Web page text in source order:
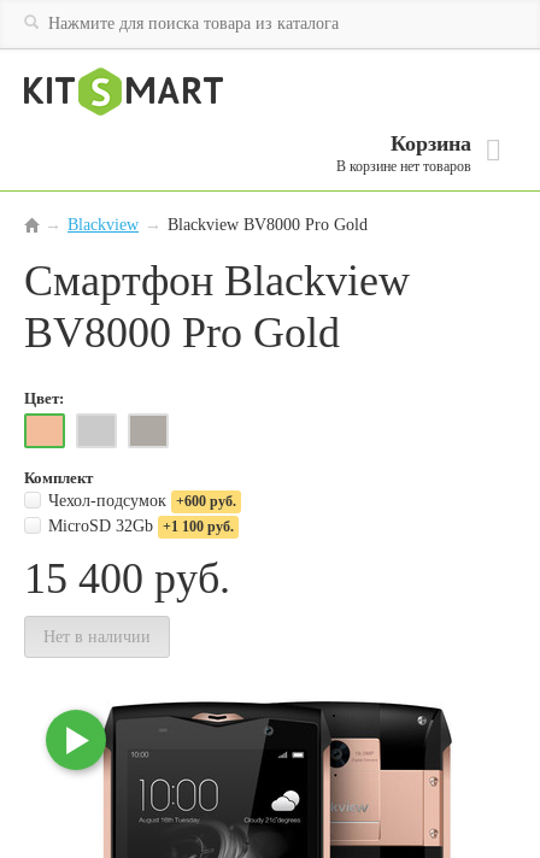
Корзина
В корзине нет товаров
→ Blackview → Blackview BV8000 Pro Gold
Смартфон Blackview
BV8000 Pro Gold
Цвет:
Комплект
Чехол-подсумок +600 руб.
MicroSD 32Gb +1 100 руб.
15 400 руб.
Нет в наличии